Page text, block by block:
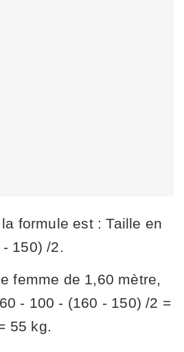
formule est : Taille en
150) /2.
femme de 1,60 mètre,
- 100 - (160 - 150) /2 =
55 kg.